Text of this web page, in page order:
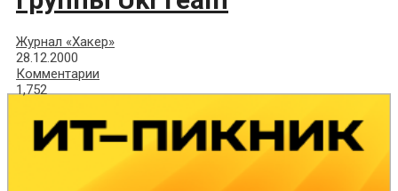
Журнал «Хакер»
28.12.2000
Комментарии
1,752